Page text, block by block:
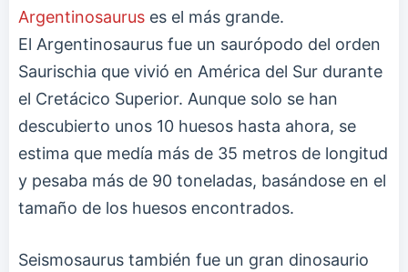
Argentinosaurus es el más grande.
El Argentinosaurus fue un saurópodo del orden
Saurischia que vivió en América del Sur durante
el Cretácico Superior. Aunque solo se han
descubierto unos 10 huesos hasta ahora, se
estima que medía más de 35 metros de longitud
y pesaba más de 90 toneladas, basándose en el
tamaño de los huesos encontrados.
Seismosaurus también fue un gran dinosaurio